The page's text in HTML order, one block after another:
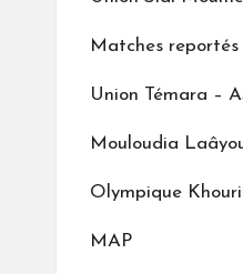
Matches reportés
Union Témara –
Mouloudia
Olympique
MAP